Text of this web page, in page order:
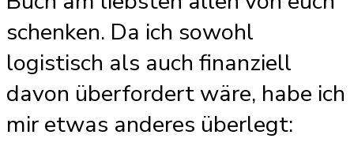
schenken. Da ich sowohl
logistisch als auch finanziell
davon überfordert wäre, habe ich
mir etwas anderes überlegt: